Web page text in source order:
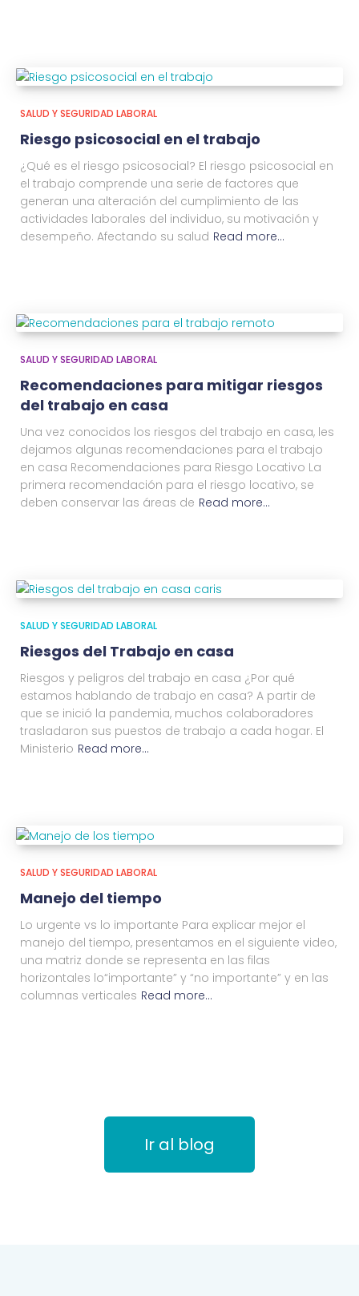
SALUD Y SEGURIDAD LABORAL
Riesgo psicosocial en el trabajo
¿Qué es el riesgo psicosocial? El riesgo psicosocial en
el trabajo comprende una serie de factores que
generan una alteración del cumplimiento de las
actividades laborales del individuo, su motivación y
desempeño. Afectando su salud Read more…
SALUD Y SEGURIDAD LABORAL
Recomendaciones para mitigar riesgos
del trabajo en casa
Una vez conocidos los riesgos del trabajo en casa, les
dejamos algunas recomendaciones para el trabajo
en casa Recomendaciones para Riesgo Locativo La
primera recomendación para el riesgo locativo, se
deben conservar las áreas de Read more…
SALUD Y SEGURIDAD LABORAL
Riesgos del Trabajo en casa
Riesgos y peligros del trabajo en casa ¿Por qué
estamos hablando de trabajo en casa? A partir de
que se inició la pandemia, muchos colaboradores
trasladaron sus puestos de trabajo a cada hogar. El
Ministerio Read more…
SALUD Y SEGURIDAD LABORAL
Manejo del tiempo
Lo urgente vs lo importante Para explicar mejor el
manejo del tiempo, presentamos en el siguiente video,
una matriz donde se representa en las filas
horizontales lo“importante” y “no importante” y en las
columnas verticales Read more…
Ir al blog